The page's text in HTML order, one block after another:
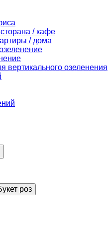
/ кафе
/ дома
вертикального озеленения
роз